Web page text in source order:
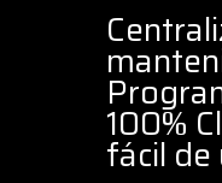
100%
fácil de